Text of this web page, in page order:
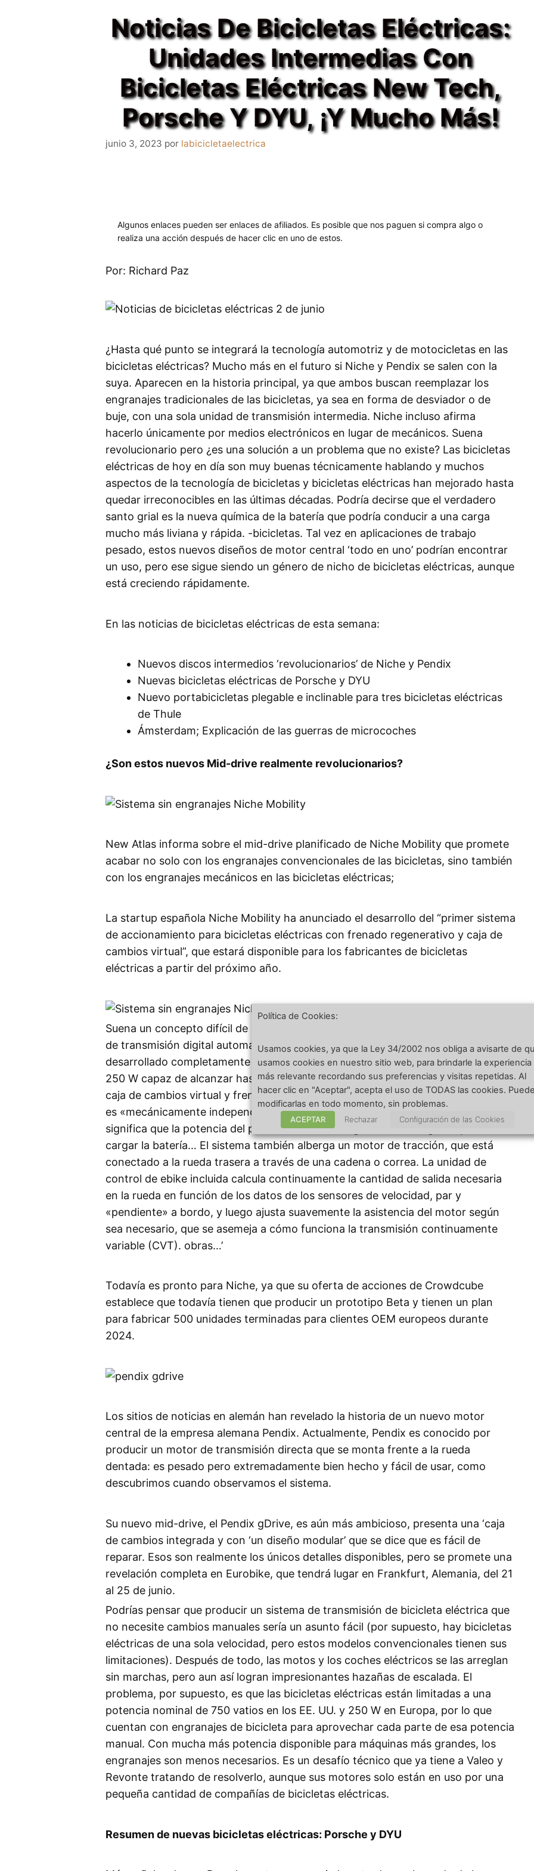
Noticias De Bicicletas Eléctricas:
Unidades Intermedias Con
Bicicletas Eléctricas New Tech,
Porsche Y DYU, ¡y Mucho Más!
junio 3, 2023 por labicicletaelectrica
Algunos enlaces pueden ser enlaces de afiliados. Es posible que nos paguen si compra algo o
realiza una acción después de hacer clic en uno de estos.
Por: Richard Paz
¿Hasta qué punto se integrará la tecnología automotriz y de motocicletas en las
bicicletas eléctricas? Mucho más en el futuro si Niche y Pendix se salen con la
suya. Aparecen en la historia principal, ya que ambos buscan reemplazar los
engranajes tradicionales de las bicicletas, ya sea en forma de desviador o de
buje, con una sola unidad de transmisión intermedia. Niche incluso afirma
hacerlo únicamente por medios electrónicos en lugar de mecánicos. Suena
revolucionario pero ¿es una solución a un problema que no existe? Las bicicletas
eléctricas de hoy en día son muy buenas técnicamente hablando y muchos
aspectos de la tecnología de bicicletas y bicicletas eléctricas han mejorado hasta
quedar irreconocibles en las últimas décadas. Podría decirse que el verdadero
santo grial es la nueva química de la batería que podría conducir a una carga
mucho más liviana y rápida. -bicicletas. Tal vez en aplicaciones de trabajo
pesado, estos nuevos diseños de motor central ‘todo en uno’ podrían encontrar
un uso, pero ese sigue siendo un género de nicho de bicicletas eléctricas, aunque
está creciendo rápidamente.
En las noticias de bicicletas eléctricas de esta semana:
Nuevos discos intermedios ‘revolucionarios’ de Niche y Pendix
Nuevas bicicletas eléctricas de Porsche y DYU
Nuevo portabicicletas plegable e inclinable para tres bicicletas eléctricas
de Thule
Ámsterdam; Explicación de las guerras de microcoches
¿Son estos nuevos Mid-drive realmente revolucionarios?
New Atlas informa sobre el mid-drive planificado de Niche Mobility que promete
acabar no solo con los engranajes convencionales de las bicicletas, sino también
con los engranajes mecánicos en las bicicletas eléctricas;
La startup española Niche Mobility ha anunciado el desarrollo del “primer sistema
de accionamiento para bicicletas eléctricas con frenado regenerativo y caja de
cambios virtual”, que estará disponible para los fabricantes de bicicletas
eléctricas a partir del próximo año.
Suena un concepto difícil de entender, pero New Atlas nos dice que ‘el sistema
de transmisión digital automática (ADTS) patentado por Niche ha sido
desarrollado completamente internamente y está compuesto por un motor de
250 W capaz de alcanzar hasta 120 Nm (88,5 lb.ft ) de torque que viene con una
caja de cambios virtual y frenado regenerativo’ y agrega ‘La entrada del ciclista
es «mecánicamente independiente de la salida» a la rueda trasera, lo que
significa que la potencia del pedal se enruta a un generador integrado para
cargar la batería… El sistema también alberga un motor de tracción, que está
conectado a la rueda trasera a través de una cadena o correa. La unidad de
control de ebike incluida calcula continuamente la cantidad de salida necesaria
en la rueda en función de los datos de los sensores de velocidad, par y
«pendiente» a bordo, y luego ajusta suavemente la asistencia del motor según
sea necesario, que se asemeja a cómo funciona la transmisión continuamente
variable (CVT). obras…’
Todavía es pronto para Niche, ya que su oferta de acciones de Crowdcube
establece que todavía tienen que producir un prototipo Beta y tienen un plan
para fabricar 500 unidades terminadas para clientes OEM europeos durante
2024.
Los sitios de noticias en alemán han revelado la historia de un nuevo motor
central de la empresa alemana Pendix. Actualmente, Pendix es conocido por
producir un motor de transmisión directa que se monta frente a la rueda
dentada: es pesado pero extremadamente bien hecho y fácil de usar, como
descubrimos cuando observamos el sistema.
Su nuevo mid-drive, el Pendix gDrive, es aún más ambicioso, presenta una ‘caja
de cambios integrada y con ‘un diseño modular’ que se dice que es fácil de
reparar. Esos son realmente los únicos detalles disponibles, pero se promete una
revelación completa en Eurobike, que tendrá lugar en Frankfurt, Alemania, del 21
al 25 de junio.
Podrías pensar que producir un sistema de transmisión de bicicleta eléctrica que
no necesite cambios manuales sería un asunto fácil (por supuesto, hay bicicletas
eléctricas de una sola velocidad, pero estos modelos convencionales tienen sus
limitaciones). Después de todo, las motos y los coches eléctricos se las arreglan
sin marchas, pero aun así logran impresionantes hazañas de escalada. El
problema, por supuesto, es que las bicicletas eléctricas están limitadas a una
potencia nominal de 750 vatios en los EE. UU. y 250 W en Europa, por lo que
cuentan con engranajes de bicicleta para aprovechar cada parte de esa potencia
manual. Con mucha más potencia disponible para máquinas más grandes, los
engranajes son menos necesarios. Es un desafío técnico que ya tiene a Valeo y
Revonte tratando de resolverlo, aunque sus motores solo están en uso por una
pequeña cantidad de compañías de bicicletas eléctricas.
Resumen de nuevas bicicletas eléctricas: Porsche y DYU
Política de Cookies:
Usamos cookies, ya que la Ley 34/2002 nos obliga a avisarte de
usamos cookies en nuestro sitio web, para brindarle la experiencia
más relevante recordando sus preferencias y visitas repetidas. Al
hacer clic en "Aceptar", acepta el uso de TODAS las cookies.
modificarlas en todo momento, sin problemas.
ACEPTAR Rechazar Configuración de las Cookies